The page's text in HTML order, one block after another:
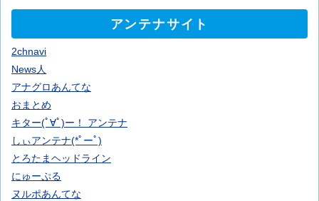
アンテナサイト
2chnavi
News人
アナグロあんてな
おまとめ
キター(ﾟ∀ﾟ)ー！ アンテナ
しぃアンテナ(*ﾟーﾟ)
とろたまヘッドライン
にゅーぷる
ヌルポあんてな